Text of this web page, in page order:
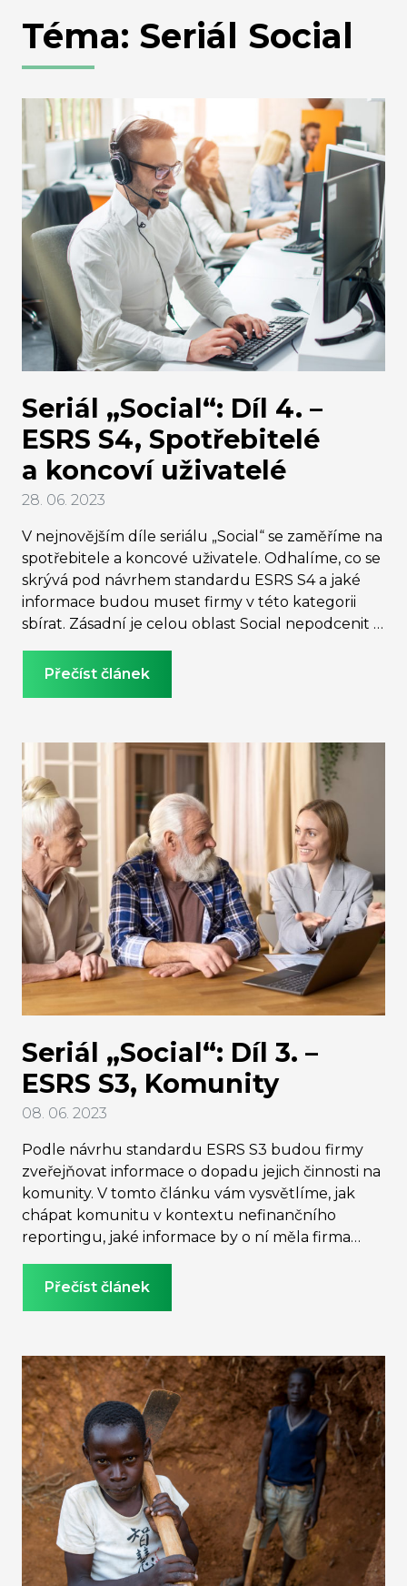
Téma: Seriál Social
Seriál „Social“: Díl 4. –
ESRS S4, Spotřebitelé
a koncoví uživatelé
28. 06. 2023
V nejnovějším díle seriálu „Social“ se zaměříme na
spotřebitele a koncové uživatele. Odhalíme, co se
skrývá pod návrhem standardu ESRS S4 a jaké
informace budou muset firmy v této kategorii
sbírat. Zásadní je celou oblast Social nepodcenit a
firmu tato povinnost zatím přímo nevztahuje.
Přečíst článek
Seriál „Social“: Díl 3. –
ESRS S3, Komunity
08. 06. 2023
Podle návrhu standardu ESRS S3 budou firmy
zveřejňovat informace o dopadu jejich činnosti na
komunity. V tomto článku vám vysvětlíme, jak
chápat komunitu v kontextu nefinančního
reportingu, jaké informace by o ní měla firma
Přečíst článek